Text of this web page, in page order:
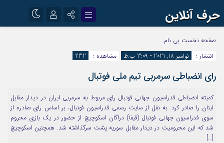
حرف آنلاین
اینستاگرام
آپارات
رمز عبور
مرا به خاطر بسپار
صفحه نخست بی نام
انتشار :
نوامبر 18, 2021 - 3:09 ب.ظ مشاهده : 232
رای انضباطی سرمربی تیم ملی فوتبال
کمیته انضباطی فدراسیون جهانی فوتبال رای مربوط به سرمربی ایران در دیدار مقابل
لبنان را صادر کرد. به نقل از سایت رسمی فدراسیون فوتبال، بر اساس رای صادره‌ از
سوی فدراسیون جهانی فوتبال (فیفا) دراگان اسکوچیچ از حضور در یک بازی محروم
شد که این محرومیت در دیدار مقابل سوریه پشت سرگذاشته شد. همچنین اسکوچیچ
[…]